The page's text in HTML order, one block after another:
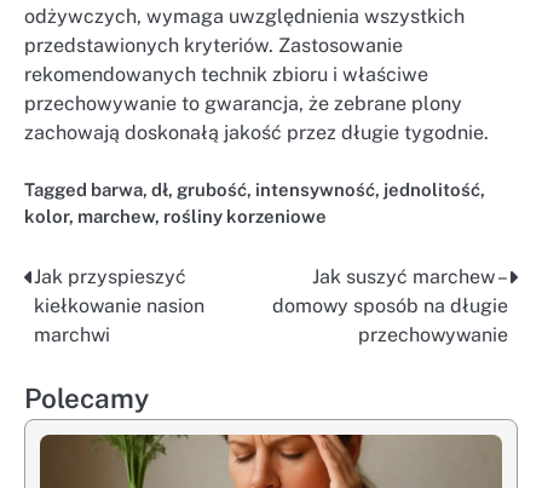
odżywczych, wymaga uwzględnienia wszystkich
przedstawionych kryteriów. Zastosowanie
rekomendowanych technik zbioru i właściwe
przechowywanie to gwarancja, że zebrane plony
zachowają doskonałą jakość przez długie tygodnie.
Tagged barwa, dł, grubość, intensywność, jednolitość,
kolor, marchew, rośliny korzeniowe
Nawigacja
wpisu
Jak przyspieszyć
kiełkowanie nasion
marchwi
Jak suszyć marchew –
domowy sposób na długie
przechowywanie
Polecamy